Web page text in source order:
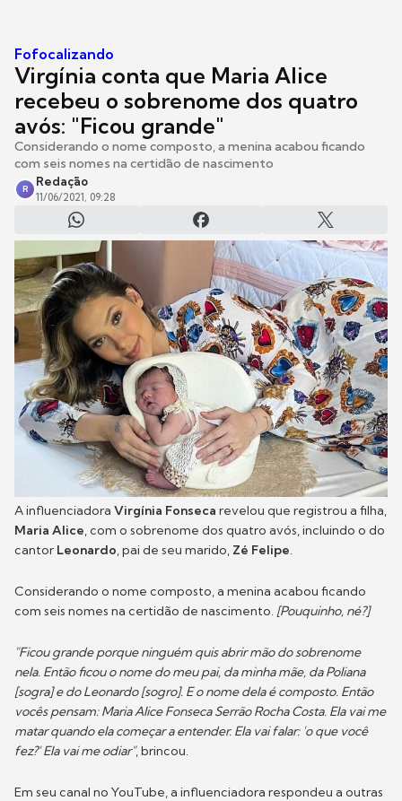
Fofocalizando
Virgínia conta que Maria Alice
recebeu o sobrenome dos quatro
avós: "Ficou grande"
Considerando o nome composto, a menina acabou ficando
com seis nomes na certidão de nascimento
R
Redação
11/06/2021, 09:28
A influenciadora Virgínia Fonseca revelou que registrou a filha,
Maria Alice, com o sobrenome dos quatro avós, incluindo o do
cantor Leonardo, pai de seu marido, Zé Felipe.
Considerando o nome composto, a menina acabou ficando
com seis nomes na certidão de nascimento. [Pouquinho, né?]
"Ficou grande porque ninguém quis abrir mão do sobrenome
nela. Então ficou o nome do meu pai, da minha mãe, da Poliana
[sogra] e do Leonardo [sogro]. E o nome dela é composto. Então
vocês pensam: Maria Alice Fonseca Serrão Rocha Costa. Ela vai me
matar quando ela começar a entender. Ela vai falar: 'o que você
fez?' Ela vai me odiar", brincou.
Em seu canal no YouTube, a influenciadora respondeu a outras